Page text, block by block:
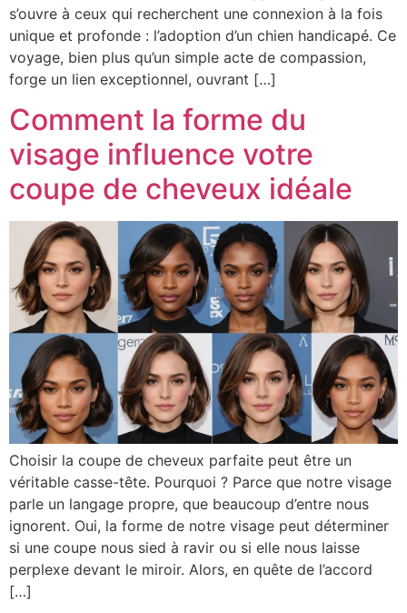
s’ouvre à ceux qui recherchent une connexion à la fois
unique et profonde : l’adoption d’un chien handicapé. Ce
voyage, bien plus qu’un simple acte de compassion,
forge un lien exceptionnel, ouvrant […]
Comment la forme du
visage influence votre
coupe de cheveux idéale
Choisir la coupe de cheveux parfaite peut être un
véritable casse-tête. Pourquoi ? Parce que notre visage
parle un langage propre, que beaucoup d’entre nous
ignorent. Oui, la forme de notre visage peut déterminer
si une coupe nous sied à ravir ou si elle nous laisse
perplexe devant le miroir. Alors, en quête de l’accord
[…]